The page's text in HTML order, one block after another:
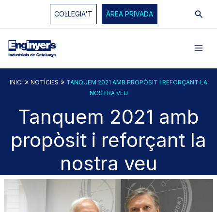
COL·LEGIA'T ÀREA PRIVADA
INICI » NOTÍCIES » TANQUEM 2021 AMB PROPÒSIT I REFORÇANT LA
NOSTRA VEU
Tanquem 2021 amb
propòsit i reforçant la
nostra veu